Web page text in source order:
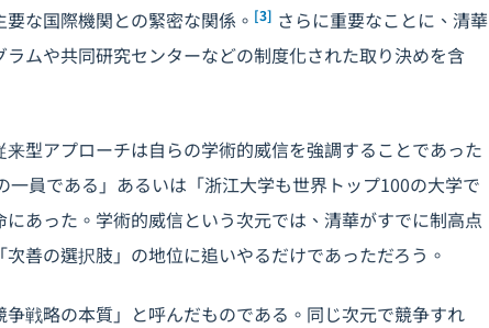
な国際機関との緊密な関係。 [3] さらに重要なことに、清華
ムや共同研究センターなどの制度化された取り決めを含
型アプローチは自らの学術的威信を強調することであった
一員である」あるいは「浙江大学も世界トップ100の大学で
あった。学術的威信という次元では、清華がすでに制高点
善の選択肢」の地位に追いやるだけであっただろう。
戦略の本質」と呼んだものである。同じ次元で競争すれ